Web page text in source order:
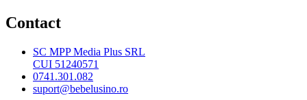
Contact
SC MPP Media Plus SRL
CUI 51240571
0741.301.082
suport@bebelusino.ro